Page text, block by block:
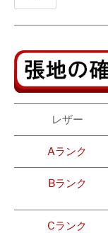
レザー
Aランク
Bランク
Cランク